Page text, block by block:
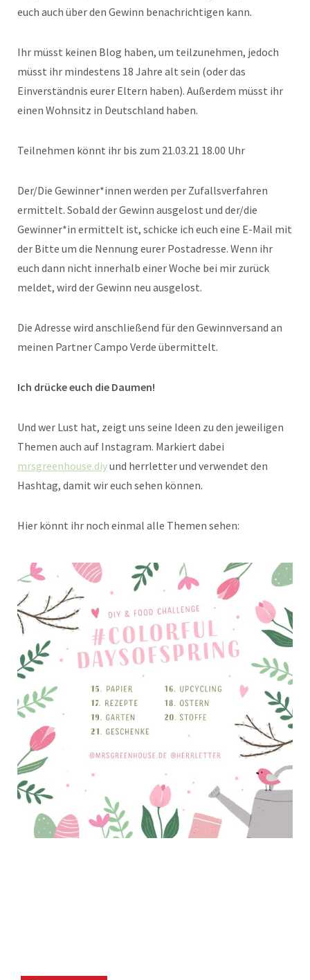
euch auch über den Gewinn benachrichtigen kann.
Ihr müsst keinen Blog haben, um teilzunehmen, jedoch
müsst ihr mindestens 18 Jahre alt sein (oder das
Einverständnis eurer Eltern haben). Außerdem müsst ihr
einen Wohnsitz in Deutschland haben.
Teilnehmen könnt ihr bis zum 21.03.21 18.00 Uhr
Der/Die Gewinner*innen werden per Zufallsverfahren
ermittelt. Sobald der Gewinn ausgelost und der/die
Gewinner*in ermittelt ist, schicke ich euch eine E-Mail mit
der Bitte um die Nennung eurer Postadresse. Wenn ihr
euch dann nicht innerhalb einer Woche bei mir zurück
meldet, wird der Gewinn neu ausgelost.
Die Adresse wird anschließend für den Gewinnversand an
meinen Partner Campo Verde übermittelt.
Ich drücke euch die Daumen!
Und wer Lust hat, zeigt uns seine Ideen zu den jeweiligen
Themen auch auf Instagram. Markiert dabei
mrsgreenhouse.diyund herrletter und verwendet den
Hashtag, damit wir euch sehen können.
Hier könnt ihr noch einmal alle Themen sehen: